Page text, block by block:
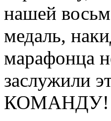
нашей
медаль,
марафонца
КОМАНДУ!